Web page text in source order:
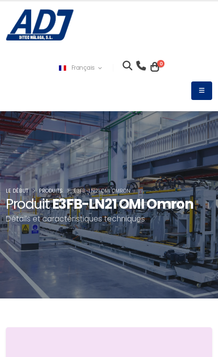
Français 0
ProduitE3FB-LN21 OMI Omron
Détails et caractéristiques techniques
LE DÉBUT PRODUITS E3FB-LN21 OMI OMRON